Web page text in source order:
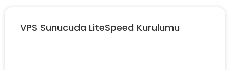
VPS Sunucuda LiteSpeed Kurulumu